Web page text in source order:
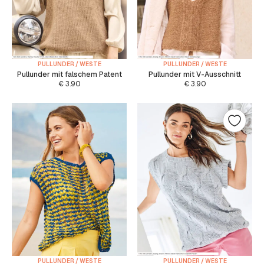
PULLUNDER / WESTE
Pullunder mit falschem Patent
€3.90
PULLUNDER / WESTE
Pullunder mit V-Ausschnitt
€3.90
PULLUNDER / WESTE PULLUNDER / WESTE